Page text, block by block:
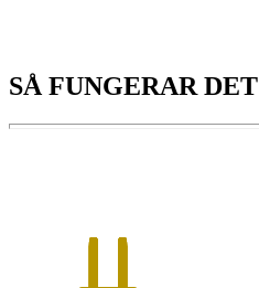
SÅ FUNGERAR DET